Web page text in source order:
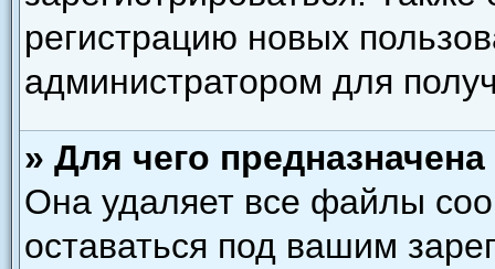
регистрацию новых
администратором для
» Для чего
Она удаляет все файлы
оставаться под вашим